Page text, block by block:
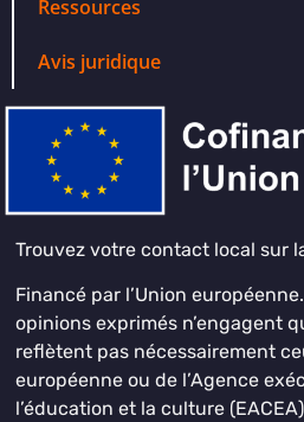
Ressources
Avis juridique
Trouvez votre contact local sur
Financé par l’Union
opinions exprimés n’engagent
reflètent pas nécessairement
européenne ou de l’Agence
l’éducation et la culture